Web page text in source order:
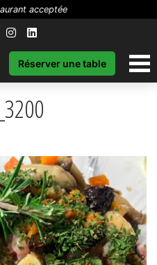
acceptée
Réserver une table